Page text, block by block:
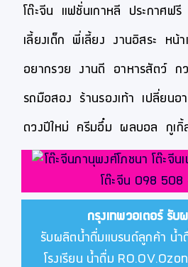
โต๊ะจีน
แฟชั่นเกาหลี ประกาศฟรี
เลี้ยงเด็ก พี่เลี้ยง งานอิสระ หน้า
อยากรวย งานดี อาหารสัตว์ ก
รถมือสอง ร้านรองเท้า เปลี่ยนอ
ดวงปีใหม่ ครีมอึ๋ม ผลบอล กูเกิ้
กรุงเทพวอเตอร์ รับ
รับผลิตน้ำดื่มแบรนด์ลูกค้า น้ำ
โรงเรียน น้ำดื่ม